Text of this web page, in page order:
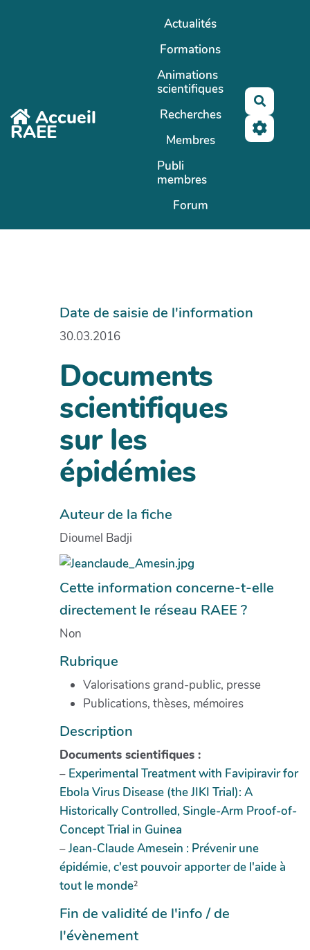
Accueil
RAEE
Actualités
Formations
Animations
scientifiques
Recherches
Membres
Publi
membres
Forum
Date de saisie de l'information
30.03.2016
Documents
scientifiques
sur les
épidémies
Auteur de la fiche
Dioumel Badji
Cette information concerne-t-elle
directement le réseau RAEE ?
Non
Rubrique
Valorisations grand-public, presse
Publications, thèses, mémoires
Description
Documents scientifiques :
– Experimental Treatment with Favipiravir for
Ebola Virus Disease (the JIKI Trial): A
Historically Controlled, Single-Arm Proof-of-
Concept Trial in Guinea
–Jean-Claude Amesein : Prévenir une
épidémie, c'est pouvoir apporter de l'aide à
tout le monde²
Fin de validité de l'info / de
l'évènement